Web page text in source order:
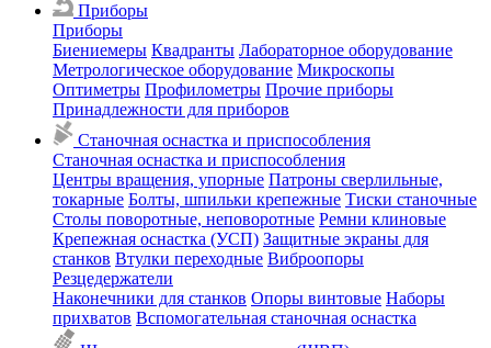
Приборы
Приборы
Биениемеры Квадранты Лабораторное оборудование
Метрологическое оборудование Микроскопы
Оптиметры Профилометры Прочие приборы
Принадлежности для приборов
Станочная оснастка и приспособления
Станочная оснастка и приспособления
Центры вращения, упорные Патроны сверлильные,
токарные Болты, шпильки крепежные Тиски станочные
Столы поворотные, неповоротные Ремни клиновые
Крепежная оснастка (УСП) Защитные экраны для
станков Втулки переходные Виброопоры
Резцедержатели
Наконечники для станков Опоры винтовые Наборы
прихватов Вспомогательная станочная оснастка